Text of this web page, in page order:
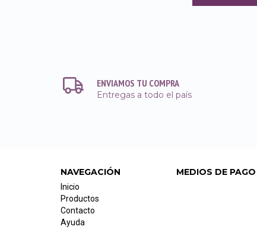
ENVIAMOS TU COMPRA
Entregas a todo el país
NAVEGACIÓN
Inicio
Productos
Contacto
Ayuda
MEDIOS DE PAGO